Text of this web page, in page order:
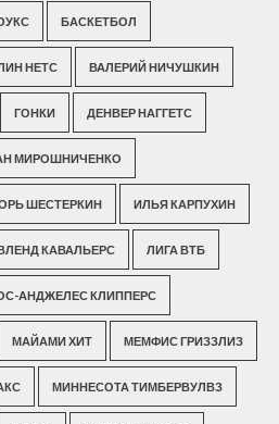
БАСКЕТБОЛ
НЕТС ВАЛЕРИЙ НИЧУШКИН
ГОНКИ ДЕНВЕР НАГГЕТС
МИРОШНИЧЕНКО
ШЕСТЕРКИН ИЛЬЯ КАРПУХИН
КАВАЛЬЕРС ЛИГА ВТБ
АНДЖЕЛЕС КЛИППЕРС
МАЙАМИ ХИТ МЕМФИС ГРИЗЗЛИЗ
МИННЕСОТА ТИМБЕРВУЛВЗ